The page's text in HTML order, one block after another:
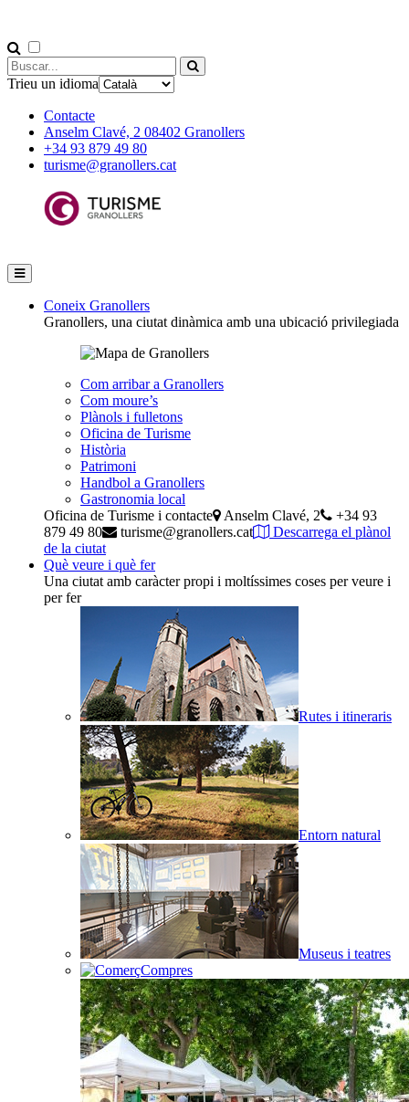
Trieu un idioma
Contacte
Anselm Clavé, 2 08402 Granollers
+34 93 879 49 80
turisme@granollers.cat
Coneix Granollers
Granollers, una ciutat dinàmica amb una ubicació privilegiada
Com arribar a Granollers
Com moure’s
Plànols i fulletons
Oficina de Turisme
Història
Patrimoni
Handbol a Granollers
Gastronomia local
Oficina de Turisme i contacte
Anselm Clavé, 2
+34 93
879 49 80
turisme@granollers.cat
Descarrega el plànol
de la ciutat
Què veure i què fer
Una ciutat amb caràcter propi i moltíssimes coses per veure i
per fer
Rutes i itineraris
Entorn natural
Museus i teatres
Compres